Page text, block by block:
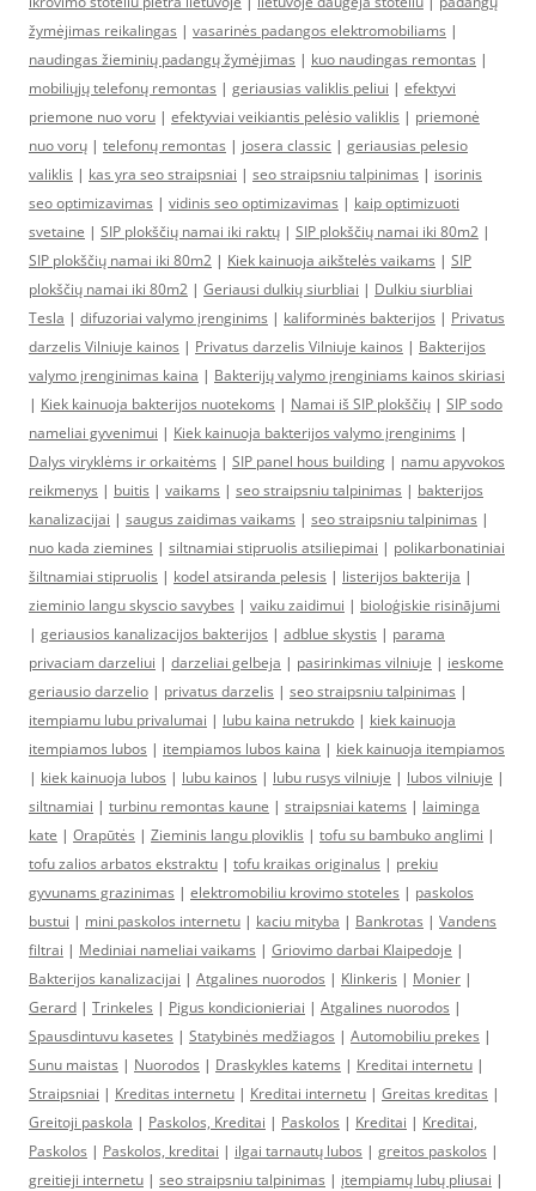
žymėjimas reikalingas | vasarinės padangos elektromobiliams |
naudingas žieminių padangų žymėjimas | kuo naudingas remontas |
mobiliųjų telefonų remontas | geriausias valiklis peliui | efektyvi
priemone nuo voru | efektyviai veikiantis pelėsio valiklis | priemonė
nuo vorų | telefonų remontas | josera classic | geriausias pelesio
valiklis | kas yra seo straipsniai | seo straipsniu talpinimas | isorinis
seo optimizavimas | vidinis seo optimizavimas | kaip optimizuoti
svetaine | SIP plokščių namai iki raktų | SIP plokščių namai iki 80m2 |
SIP plokščių namai iki 80m2 | Kiek kainuoja aikštelės vaikams | SIP
plokščių namai iki 80m2 | Geriausi dulkių siurbliai | Dulkiu siurbliai
Tesla | difuzoriai valymo įrenginims | kaliforminės bakterijos | Privatus
darzelis Vilniuje kainos | Privatus darzelis Vilniuje kainos | Bakterijos
valymo įrenginimas kaina | Bakterijų valymo įrenginiams kainos skiriasi
| Kiek kainuoja bakterijos nuotekoms | Namai iš SIP plokščių | SIP sodo
nameliai gyvenimui | Kiek kainuoja bakterijos valymo įrenginims |
Dalys viryklėms ir orkaitėms | SIP panel hous building | namu apyvokos
reikmenys | buitis | vaikams | seo straipsniu talpinimas | bakterijos
kanalizacijai | saugus zaidimas vaikams | seo straipsniu talpinimas |
nuo kada ziemines | siltnamiai stipruolis atsiliepimai | polikarbonatiniai
šiltnamiai stipruolis | kodel atsiranda pelesis | listerijos bakterija |
zieminio langu skyscio savybes | vaiku zaidimui | bioloģiskie risinājumi
| geriausios kanalizacijos bakterijos | adblue skystis | parama
privaciam darzeliui | darzeliai gelbeja | pasirinkimas vilniuje | ieskome
geriausio darzelio | privatus darzelis | seo straipsniu talpinimas |
itempiamu lubu privalumai | lubu kaina netrukdo | kiek kainuoja
itempiamos lubos | itempiamos lubos kaina | kiek kainuoja itempiamos
| kiek kainuoja lubos | lubu kainos | lubu rusys vilniuje | lubos vilniuje |
siltnamiai | turbinu remontas kaune | straipsniai katems | laiminga
kate | Orapūtės | Zieminis langu ploviklis | tofu su bambuko anglimi |
tofu zalios arbatos ekstraktu | tofu kraikas originalus | prekiu
gyvunams grazinimas | elektromobiliu krovimo stoteles | paskolos
bustui | mini paskolos internetu | kaciu mityba | Bankrotas | Vandens
filtrai | Mediniai nameliai vaikams | Griovimo darbai Klaipedoje |
Bakterijos kanalizacijai | Atgalines nuorodos | Klinkeris | Monier |
Gerard | Trinkeles | Pigus kondicionieriai | Atgalines nuorodos |
Spausdintuvu kasetes | Statybinės medžiagos | Automobiliu prekes |
Sunu maistas | Nuorodos | Draskykles katems | Kreditai internetu |
Straipsniai | Kreditas internetu | Kreditai internetu | Greitas kreditas |
Greitoji paskola | Paskolos, Kreditai | Paskolos | Kreditai | Kreditai,
Paskolos | Paskolos, kreditai | ilgai tarnautų lubos | greitos paskolos |
greitieji internetu | seo straipsniu talpinimas | įtempiamų lubų pliusai |